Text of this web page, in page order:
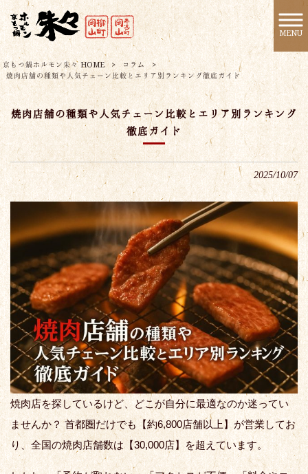
MENU
京もつ鍋ホルモン朱々 HOME > コラム
>
焼肉店舗の種類や人気チェーン比較とエリア別ランキング徹底ガイド
焼肉店舗の種類や人気チェーン比較とエリア別ランキング
徹底ガイド
2025/10/07
焼肉店を探しているけど、どこが自分に最適なのか迷ってい
ませんか？ 首都圏だけでも【約6,800店舗以上】が営業してお
り、全国の焼肉店舗数は【30,000店】を超えています。